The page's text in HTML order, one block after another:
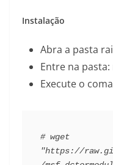
Instalação
Abra a pasta
Entre na
Execute o
# wget
"https://